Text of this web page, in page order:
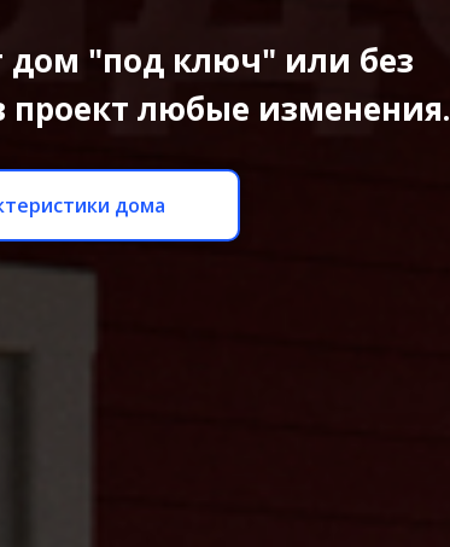
дом "под ключ" или без
проект любые изменения.
дома